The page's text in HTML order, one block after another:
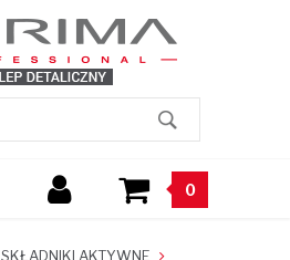
0
SKŁADNIKI AKTYWNE